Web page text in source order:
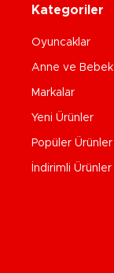
Kategoriler
Oyuncaklar
Anne ve Bebek
Markalar
Yeni Ürünler
Popüler Ürünler
İndirimli Ürünler